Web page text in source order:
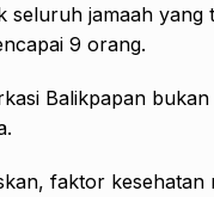
seluruh jamaah yang
9 orang.
Balikpapan
faktor kesehatan